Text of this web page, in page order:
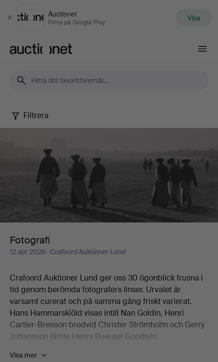
Stäng
Auctionet
Finns på Google Play Visa
Fotografi
Filtrera
Fotografi
12 apr 2026 · Crafoord Auktioner Lund
Crafoord Auktioner Lund ger oss 30 ögonblick frusna i
tid genom berömda fotografers linser. Urvalet är
varsamt curerat och på samma gång friskt varierat.
Hans Hammarskiöld visas intill Nan Goldin, Henri
Cartier-Bresson bredvid Christer Strömholm och Gerry
Johansson jämte Henry Buergel Goodwin.
Två verk av Esko Männikkö från hans 90-tal är självklara
Visa mer